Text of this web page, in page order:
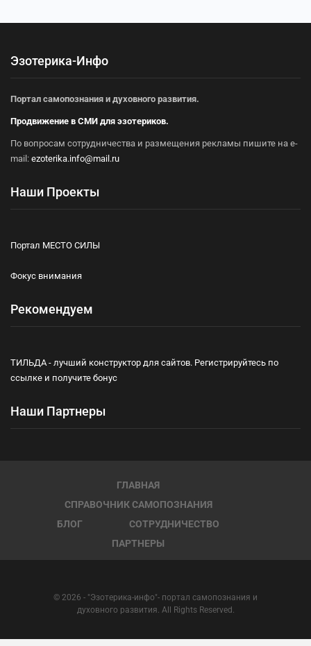
Эзотерика-Инфо
Портал самопознания и духовного развития.
Продвижение в СМИ для эзотериков.
По вопросам сотрудничества и размещения рекламы пишите на e-
mail: ezoterika.info@mail.ru
Наши Проекты
Портал МЕСТО СИЛЫ
Фокус внимания
Рекомендуем
ТИЛЬДА - лучший конструктор для сайтов. Регистрируйтесь по
ссылке и получите бонус
Наши Партнеры
ГЛАВНАЯ
СПРАВОЧНИК САМОПОЗНАНИЯ
БЛОГ
СОТРУДНИЧЕСТВО
ПАРТНЕРЫ
© 2026 - "Эзотерика-инфо"- портал самопознания и
духовного развития. All Rights Reserved.